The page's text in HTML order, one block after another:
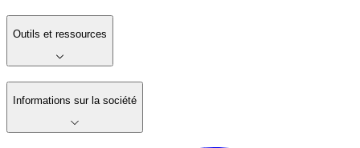
Outils et ressources
Informations sur la société